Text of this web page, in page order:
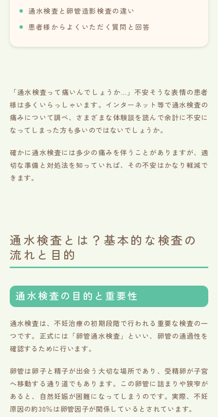
通水検査と卵管造影検査の違い
患者様からよくいただく質問と回答
「通水検査って痛いんでしょうか…」不安そうな表情の患者
様は多くいらっしゃいます。インターネット等で通水検査の
痛みについて調べ、さまざまな体験談を読んで余計に不安に
なってしまった方も多いのではないでしょうか。
確かに通水検査には多少の痛みを伴うことがありますが、適
切な準備と対処法を知っていれば、その不安はかなり軽減で
きます。
通水検査とは？基本的な検査の
流れと目的
通水検査の目的と重要性
通水検査は、不妊治療の初期段階で行われる重要な検査の一
つです。正式には「卵管通水検査」といい、卵管の通過性を
確認するために行います。
卵管は卵子と精子が出会う大切な場所であり、受精卵が子宮
へ移動する通り道でもあります。この卵管に詰まりや狭窄が
あると、自然妊娠が困難になってしまうのです。実際、不妊
原因の約30％は卵管因子が関係しているとされています。